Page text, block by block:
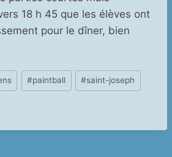
18 h 45 que les élèves ont
pour le dîner, bien
#paintball #saint-joseph